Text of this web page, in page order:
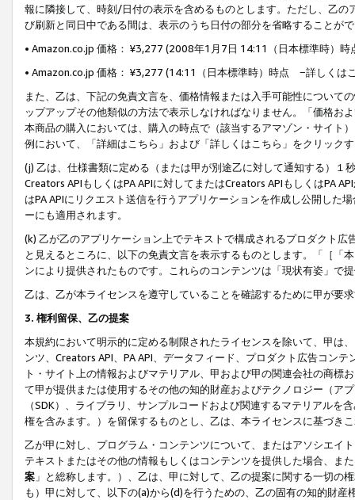
報に隣接して、時刻/日付の表示を含めるものとします。ただし、乙
び刷新と同日中である間は、表示のうち日付の部分を省略することが
• Amazon.co.jp 価格： ¥3,277 (2008年1月7日 14:11（日本標準時）
• Amazon.co.jp 価格： ¥3,277 (14:11（日本標準時）時点 −詳しくは
また、乙は、下記の免責文言を、価格情報または入手可能性について
ップアップその他類似の方法で表示しなければなりません。「価格
本商品の購入においては、購入の時点で（該当するアマゾン・サイト
例において、「詳細はこちら」および「詳しくはこちら」をクリック
(j) 乙は、仕様書類に定める（または甲が別途乙に対して通知する）
Creators APIもしくはPA APIに対してまたはCreators APIもしくはPA
はPA APIにリクエスト送信を行うアプリケーションを作成し公開した
ーにも適用されます。
(k) 乙が乙のアプリケーション上でテキストで構成されるプロダクト
と見えるところに、以下の免責文言を表示するものとします。「［「
ンにより提供されたものです。これらのコンテンツは「現状有姿」で
乙は、乙が本ライセンスを遵守していることを確認するために甲が要
3. 権利留保、乙の提案
本規約において明示的に定める制限されたライセンスを除いて、甲は
ンツ、Creators API、PA API、データフィード、プロダクト広告コン
ト・サイト上の情報およびマテリアル、甲および甲の関連会社の商
て甲が提供または使用するその他の知的財産およびテクノロジー（ア
（SDK）、ライブラリ、サンプルコードおよび関連するマテリアル
権を含みます。）を留保するものとし、乙は、本ライセンスに基づき
乙が甲に対し、プログラム・コンテンツについて、またはアソシエイ
テキストまたはその他の情報もしくはコンテンツを提供した場合、ま
案 」と総称します。）、乙は、甲に対して、乙の提案に関する一切
も）甲に対して、以下の(a)から(d)を行うための、乙の固有の知的財